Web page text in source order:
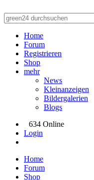
Home
Forum
Registrieren
Shop
mehr
News
Kleinanzeigen
Bildergalerien
Blogs
634 Online
Login
Home
Forum
Shop